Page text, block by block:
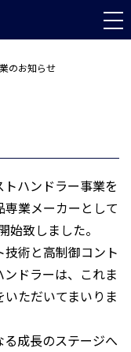
のお知らせ
ハンドラー事業を
業メーカーとして
致しました。
術と⾼制御コント
ドラーは、これま
ただいてまいりま
成⻑のステージへ